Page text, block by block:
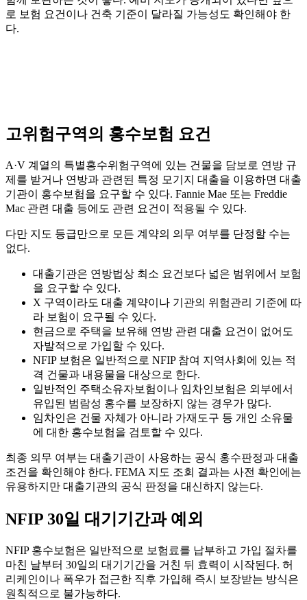
로 보험 요건이나 건축 기준이 달라질 가능성도 확인해야 한
다.
고위험구역의 홍수보험 요건
A·V 계열의 특별홍수위험구역에 있는 건물을 담보로 연방 규
제를 받거나 연방과 관련된 특정 모기지 대출을 이용하면 대출
기관이 홍수보험을 요구할 수 있다. Fannie Mae 또는 Freddie
Mac 관련 대출 등에도 관련 요건이 적용될 수 있다.
다만 지도 등급만으로 모든 계약의 의무 여부를 단정할 수는
없다.
대출기관은 연방법상 최소 요건보다 넓은 범위에서 보험
을 요구할 수 있다.
X 구역이라도 대출 계약이나 기관의 위험관리 기준에 따
라 보험이 요구될 수 있다.
현금으로 주택을 보유해 연방 관련 대출 요건이 없어도
자발적으로 가입할 수 있다.
NFIP 보험은 일반적으로 NFIP 참여 지역사회에 있는 적
격 건물과 내용물을 대상으로 한다.
일반적인 주택소유자보험이나 임차인보험은 외부에서
유입된 범람성 홍수를 보장하지 않는 경우가 많다.
임차인은 건물 자체가 아니라 가재도구 등 개인 소유물
에 대한 홍수보험을 검토할 수 있다.
최종 의무 여부는 대출기관이 사용하는 공식 홍수판정과 대출
조건을 확인해야 한다. FEMA 지도 조회 결과는 사전 확인에는
유용하지만 대출기관의 공식 판정을 대신하지 않는다.
NFIP 30일 대기기간과 예외
NFIP 홍수보험은 일반적으로 보험료를 납부하고 가입 절차를
마친 날부터 30일의 대기기간을 거친 뒤 효력이 시작된다. 허
리케인이나 폭우가 접근한 직후 가입해 즉시 보장받는 방식은
원칙적으로 불가능하다.